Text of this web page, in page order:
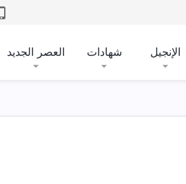
الإنجيل شهادات العصر الجديد